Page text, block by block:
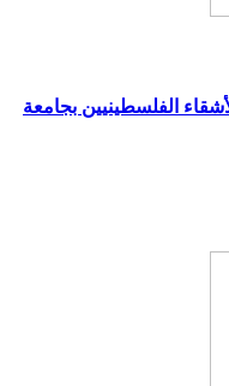
الفلسطينيين بجامعة